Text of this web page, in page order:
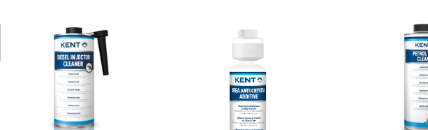
циркулация на маслото и охлаждане.
Може да бъде от полза при превозни средства с по-
голям пробег с видими течове на масло или при
двигатели, показващи признаци на износване, като
висока консумация на масло и пушене.
°C